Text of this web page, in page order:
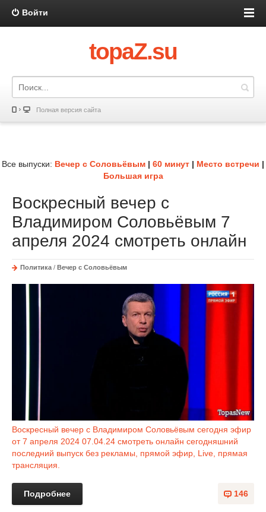
Войти
topaZ.su
Полная версия сайта
Все выпуски: Вечер с Соловьёвым | 60 минут | Место встречи |
Большая игра
Воскресный вечер с
Владимиром Соловьёвым 7
апреля 2024 смотреть онлайн
Политика / Вечер с Соловьёвым
Воскресный вечер с Владимиром Соловьёвым сегодня эфир
от 7 апреля 2024 07.04.24 смотреть онлайн сегодняшний
последний выпуск без рекламы, прямой эфир, Live, прямая
трансляция.
146
Подробнее